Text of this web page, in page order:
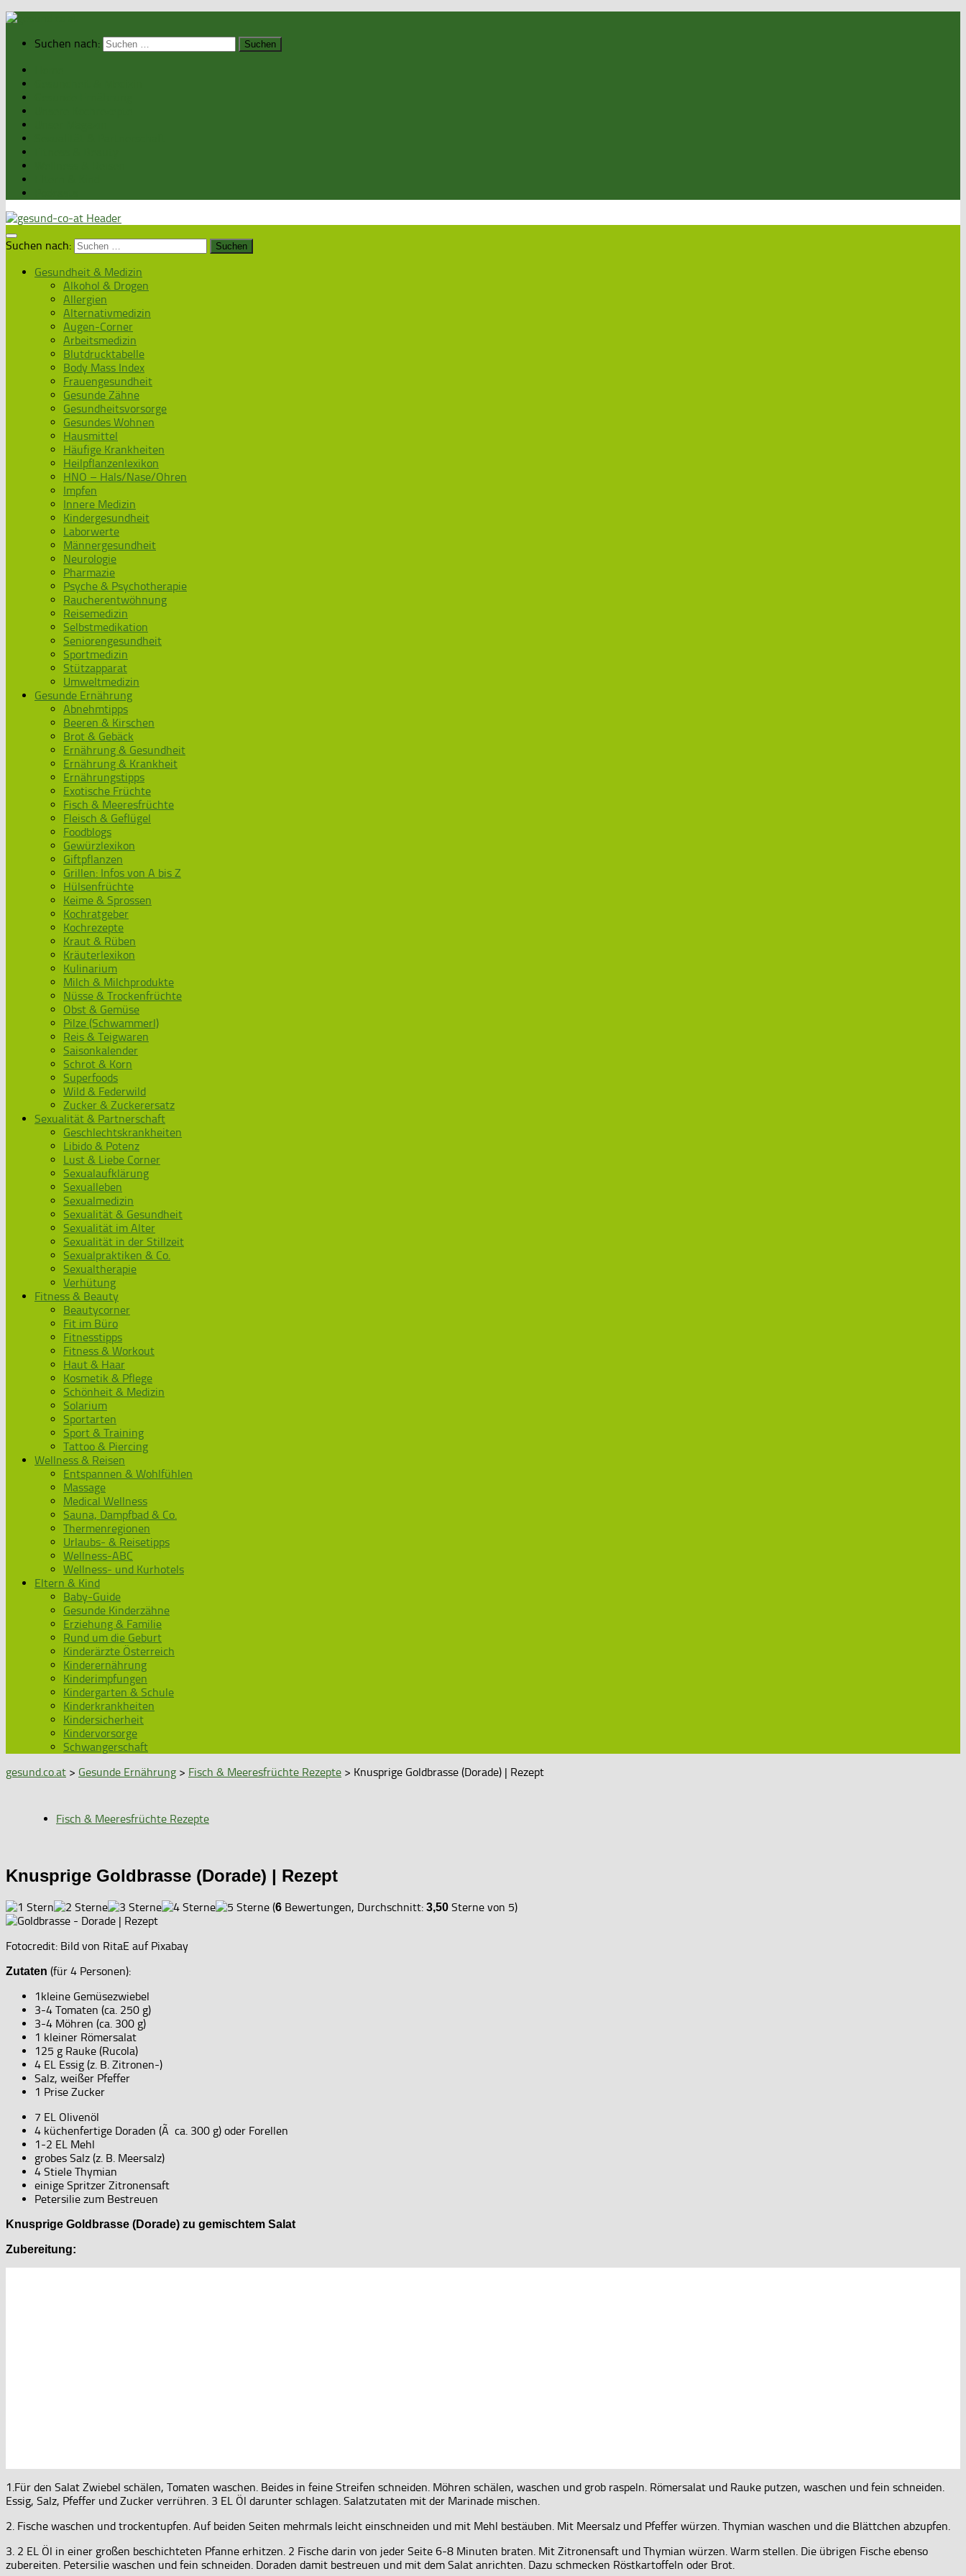
Suchen nach:
Suchen nach:
Gesundheit & Medizin
Alkohol & Drogen
Allergien
Alternativmedizin
Augen-Corner
Arbeitsmedizin
Blutdrucktabelle
Body Mass Index
Frauengesundheit
Gesunde Zähne
Gesundheitsvorsorge
Gesundes Wohnen
Hausmittel
Häufige Krankheiten
Heilpflanzenlexikon
HNO – Hals/Nase/Ohren
Impfen
Innere Medizin
Kindergesundheit
Laborwerte
Männergesundheit
Neurologie
Pharmazie
Psyche & Psychotherapie
Raucherentwöhnung
Reisemedizin
Selbstmedikation
Seniorengesundheit
Sportmedizin
Stützapparat
Umweltmedizin
Gesunde Ernährung
Abnehmtipps
Beeren & Kirschen
Brot & Gebäck
Ernährung & Gesundheit
Ernährung & Krankheit
Ernährungstipps
Exotische Früchte
Fisch & Meeresfrüchte
Fleisch & Geflügel
Foodblogs
Gewürzlexikon
Giftpflanzen
Grillen: Infos von A bis Z
Hülsenfrüchte
Keime & Sprossen
Kochratgeber
Kochrezepte
Kraut & Rüben
Kräuterlexikon
Kulinarium
Milch & Milchprodukte
Nüsse & Trockenfrüchte
Obst & Gemüse
Pilze (Schwammerl)
Reis & Teigwaren
Saisonkalender
Schrot & Korn
Superfoods
Wild & Federwild
Zucker & Zuckerersatz
Sexualität & Partnerschaft
Geschlechtskrankheiten
Libido & Potenz
Lust & Liebe Corner
Sexualaufklärung
Sexualleben
Sexualmedizin
Sexualität & Gesundheit
Sexualität im Alter
Sexualität in der Stillzeit
Sexualpraktiken & Co.
Sexualtherapie
Verhütung
Fitness & Beauty
Beautycorner
Fit im Büro
Fitnesstipps
Fitness & Workout
Haut & Haar
Kosmetik & Pflege
Schönheit & Medizin
Solarium
Sportarten
Sport & Training
Tattoo & Piercing
Wellness & Reisen
Entspannen & Wohlfühlen
Massage
Medical Wellness
Sauna, Dampfbad & Co.
Thermenregionen
Urlaubs- & Reisetipps
Wellness-ABC
Wellness- und Kurhotels
Eltern & Kind
Baby-Guide
Gesunde Kinderzähne
Erziehung & Familie
Rund um die Geburt
Kinderärzte Österreich
Kinderernährung
Kinderimpfungen
Kindergarten & Schule
Kinderkrankheiten
Kindersicherheit
Kindervorsorge
Schwangerschaft
gesund.co.at > Gesunde Ernährung > Fisch & Meeresfrüchte Rezepte > Knusprige Goldbrasse (Dorade) | Rezept
Fisch & Meeresfrüchte Rezepte
Knusprige Goldbrasse (Dorade) | Rezept
(6 Bewertungen, Durchschnitt: 3,50 Sterne von 5)
Fotocredit: Bild von RitaE auf Pixabay
Zutaten (für 4 Personen):
1kleine Gemüsezwiebel
3-4 Tomaten (ca. 250 g)
3-4 Möhren (ca. 300 g)
1 kleiner Römersalat
125 g Rauke (Rucola)
4 EL Essig (z. B. Zitronen-)
Salz, weißer Pfeffer
1 Prise Zucker
7 EL Olivenöl
4 küchenfertige Doraden (Ã ca. 300 g) oder Forellen
1-2 EL Mehl
grobes Salz (z. B. Meersalz)
4 Stiele Thymian
einige Spritzer Zitronensaft
Petersilie zum Bestreuen
Knusprige Goldbrasse (Dorade) zu gemischtem Salat
Zubereitung:
1.Für den Salat Zwiebel schälen, Tomaten waschen. Beides in feine Streifen schneiden. Möhren schälen, waschen und grob raspeln. Römersalat und Rauke putzen, waschen und fein schneiden.
Essig, Salz, Pfeffer und Zucker verrühren. 3 EL Öl darunter schlagen. Salatzutaten mit der Marinade mischen.
2. Fische waschen und trockentupfen. Auf beiden Seiten mehrmals leicht einschneiden und mit Mehl bestäuben. Mit Meersalz und Pfeffer würzen. Thymian waschen und die Blättchen abzupfen.
3. 2 EL Öl in einer großen beschichteten Pfanne erhitzen. 2 Fische darin von jeder Seite 6-8 Minuten braten. Mit Zitronensaft und Thymian würzen. Warm stellen. Die übrigen Fische ebenso
zubereiten. Petersilie waschen und fein schneiden. Doraden damit bestreuen und mit dem Salat anrichten. Dazu schmecken Röstkartoffeln oder Brot.